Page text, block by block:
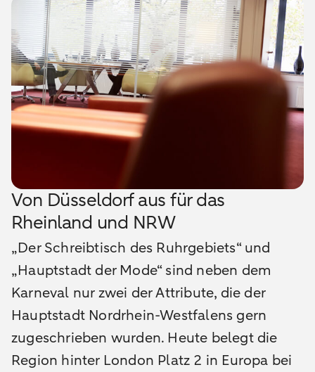
Von Düsseldorf aus für das
Rheinland und NRW
„Der Schreibtisch des Ruhrgebiets“ und
„Hauptstadt der Mode“ sind neben dem
Karneval nur zwei der Attribute, die der
Hauptstadt Nordrhein-Westfalens gern
zugeschrieben wurden. Heute belegt die
Region hinter London Platz 2 in Europa bei